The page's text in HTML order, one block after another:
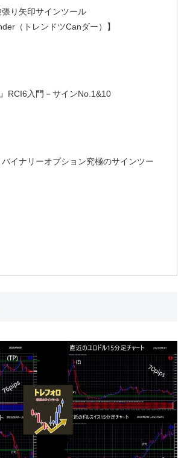
張り矢印サインツール
（トレンドツCanダー）】
』RCI6入門－サインNo.1&10
バイナリーオプション究極のサインツー